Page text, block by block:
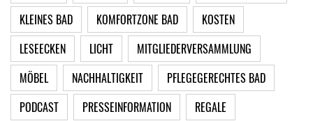
KLEINES BAD
KOMFORTZONE BAD
KOSTEN
LESEECKEN
LICHT
MITGLIEDERVERSAMMLUNG
MÖBEL
NACHHALTIGKEIT
PFLEGEGERECHTES BAD
PODCAST
PRESSEINFORMATION
REGALE